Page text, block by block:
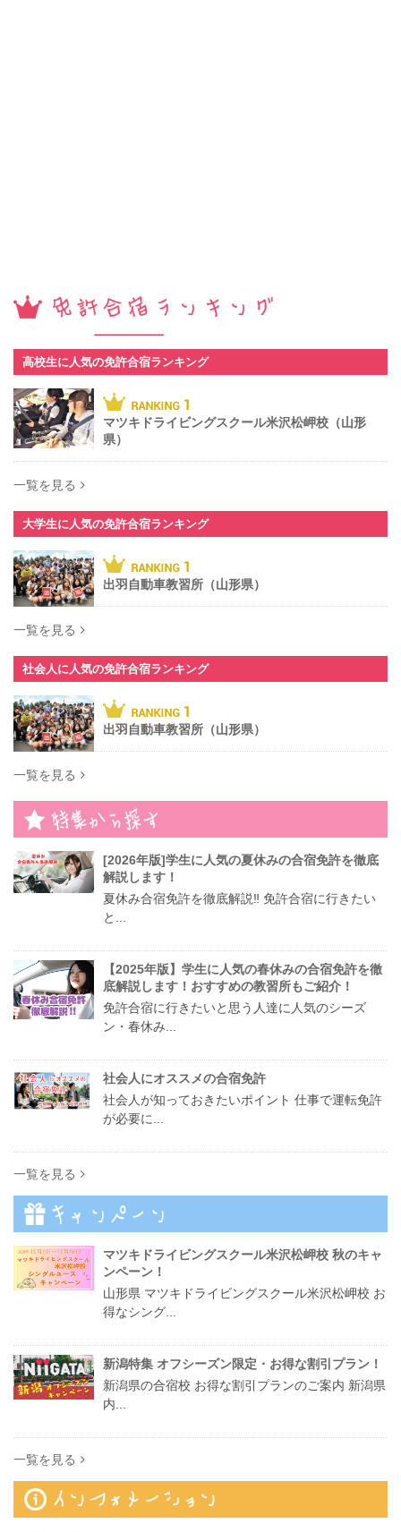
高校生に人気の免許合宿ランキング
一覧を見る
マツキドライビングスクール米沢松岬校（山形
県）
大学生に人気の免許合宿ランキング
一覧を見る
出羽自動車教習所（山形県）
社会人に人気の免許合宿ランキング
一覧を見る
出羽自動車教習所（山形県）
[2026年版]学生に人気の夏休みの合宿免許を徹底
解説します！
夏休み合宿免許を徹底解説‼︎ 免許合宿に行きたい
と...
【2025年版】学生に人気の春休みの合宿免許を徹
底解説します！おすすめの教習所もご紹介！
免許合宿に行きたいと思う人達に人気のシーズ
ン・春休み...
社会人にオススメの合宿免許
社会人が知っておきたいポイント 仕事で運転免許
が必要に...
一覧を見る
マツキドライビングスクール米沢松岬校 秋のキャ
ンペーン！
山形県 マツキドライビングスクール米沢松岬校 お
得なシング...
新潟特集 オフシーズン限定・お得な割引プラン！
新潟県の合宿校 お得な割引プランのご案内 新潟県
内...
一覧を見る